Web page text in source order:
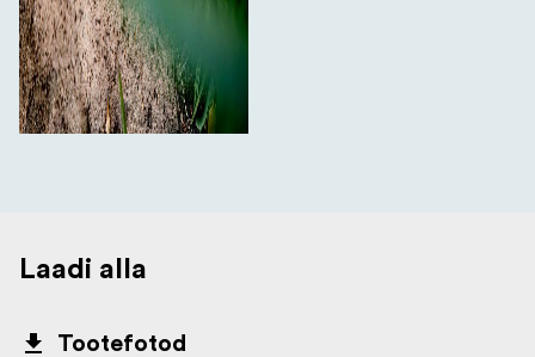
Laadi alla
Tootefotod